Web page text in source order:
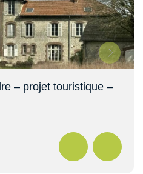
– projet touristique –